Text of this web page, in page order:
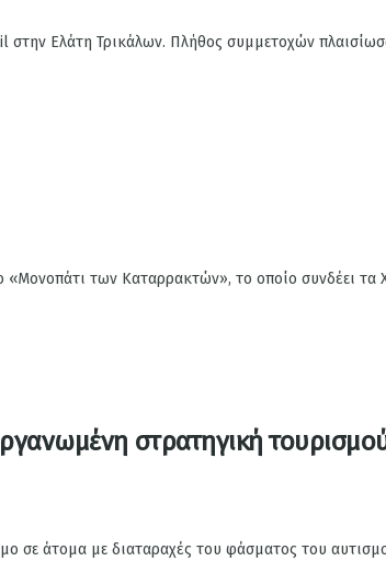
στην Ελάτη Τρικάλων. Πλήθος συμμετοχών
«Μονοπάτι των Καταρρακτών», το οποίο συνδέει τα
στρατηγική
σε άτομα με διαταραχές του φάσματος του